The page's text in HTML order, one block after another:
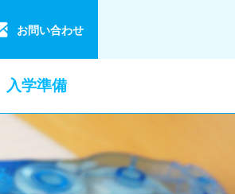
お問い合わせ
入学準備